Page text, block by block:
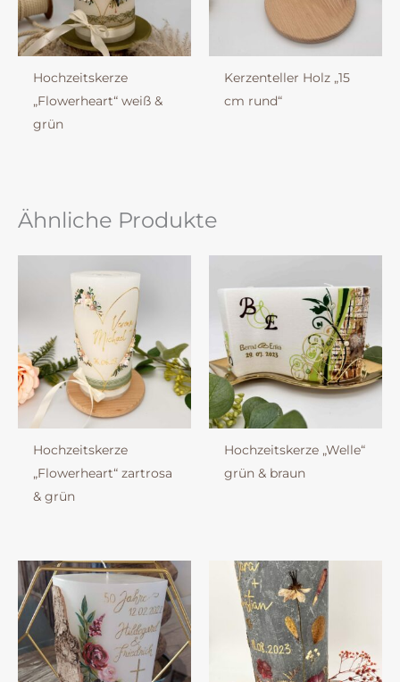
Hochzeitskerze
„Flowerheart“ weiß &
grün
Kerzenteller Holz „15
cm rund“
Ähnliche Produkte
Hochzeitskerze
„Flowerheart“ zartrosa
& grün
Hochzeitskerze „Welle“
grün & braun